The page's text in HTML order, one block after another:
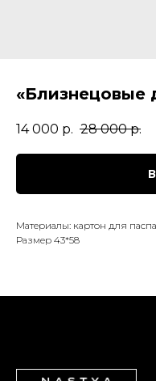
«Близнецовые
14 000 р. 28 000 р.
Материалы: картон для
Размер 43*58